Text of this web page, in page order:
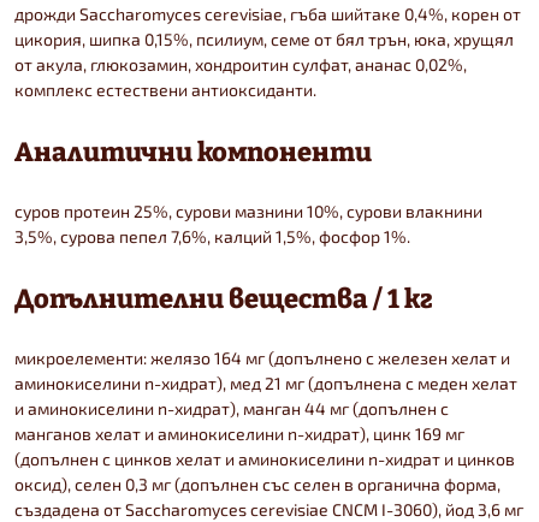
дрожди Saccharomyces cerevisiae, гъба шийтаке 0,4%, корен от
цикория, шипка 0,15%, псилиум, семе от бял трън, юка, хрущял
от акула, глюкозамин, хондроитин сулфат, ананас 0,02%,
комплекс естествени антиоксиданти.
Аналитични компоненти
суров протеин 25%, сурови мазнини 10%, сурови влакнини
3,5%, сурова пепел 7,6%, калций 1,5%, фосфор 1%.
Допълнителни вещества / 1 кг
микроелементи: желязо 164 мг (допълнено с железен хелат и
аминокиселини n-хидрат), мед 21 мг (допълнена с меден хелат
и аминокиселини n-хидрат), манган 44 мг (допълнен с
манганов хелат и аминокиселини n-хидрат), цинк 169 мг
(допълнен с цинков хелат и аминокиселини n-хидрат и цинков
оксид), селен 0,3 мг (допълнен със селен в органична форма,
създадена от Saccharomyces cerevisiae CNCM I-3060), йод 3,6 мг